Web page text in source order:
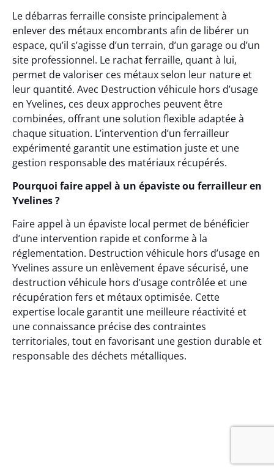
Le débarras ferraille consiste principalement à
enlever des métaux encombrants afin de libérer un
espace, qu’il s’agisse d’un terrain, d’un garage ou d’un
site professionnel. Le rachat ferraille, quant à lui,
permet de valoriser ces métaux selon leur nature et
leur quantité. Avec Destruction véhicule hors d’usage
en Yvelines, ces deux approches peuvent être
combinées, offrant une solution flexible adaptée à
chaque situation. L’intervention d’un ferrailleur
expérimenté garantit une estimation juste et une
gestion responsable des matériaux récupérés.
Pourquoi faire appel à un épaviste ou ferrailleur en
Yvelines ?
Faire appel à un épaviste local permet de bénéficier
d’une intervention rapide et conforme à la
réglementation. Destruction véhicule hors d’usage en
Yvelines assure un enlèvement épave sécurisé, une
destruction véhicule hors d’usage contrôlée et une
récupération fers et métaux optimisée. Cette
expertise locale garantit une meilleure réactivité et
une connaissance précise des contraintes
territoriales, tout en favorisant une gestion durable et
responsable des déchets métalliques.